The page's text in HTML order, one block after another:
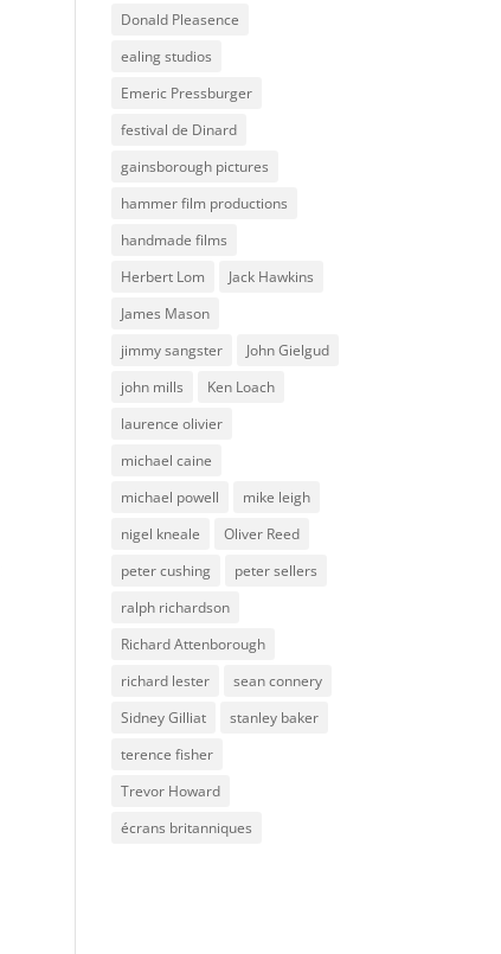
Donald Pleasence
ealing studios
Emeric Pressburger
festival de Dinard
gainsborough pictures
hammer film productions
handmade films
Herbert Lom
Jack Hawkins
James Mason
jimmy sangster
John Gielgud
john mills
Ken Loach
laurence olivier
michael caine
michael powell
mike leigh
nigel kneale
Oliver Reed
peter cushing
peter sellers
ralph richardson
Richard Attenborough
richard lester
sean connery
Sidney Gilliat
stanley baker
terence fisher
Trevor Howard
écrans britanniques